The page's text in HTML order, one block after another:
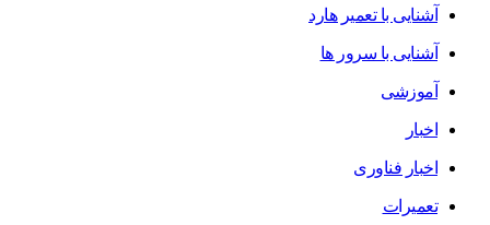
آشنایی با تعمیر هارد
آشنایی با سرور ها
آموزشی
اخبار
اخبار فناوری
تعمیرات